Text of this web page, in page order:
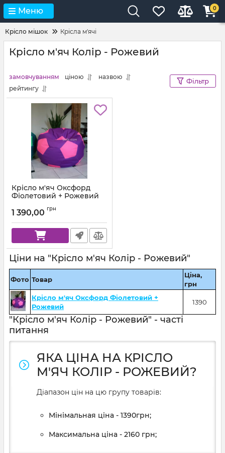
Меню 0
Крісло мішок Крісла м'ячі
Крісло м'яч Колір - Рожевий
замовчуванням ціною
назвою
рейтингу
Фільтр
Крісло м'яч Оксфорд
Фіолетовий + Рожевий
1 390,00 грн
Ціни на "Крісло м'яч Колір - Рожевий"
Фото Товар
Ціна,
грн
Крісло м'яч Оксфорд Фіолетовий +
Рожевий
1390
"Крісло м'яч Колір - Рожевий" - часті
питання
ЯКА ЦІНА НА КРІСЛО
М'ЯЧ КОЛІР - РОЖЕВИЙ?
Діапазон цін на цю групу товарів:
Мінімальная ціна - 1390грн;
Максимальна ціна - 2160 грн;